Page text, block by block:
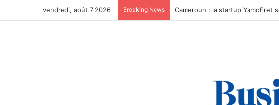
vendredi, août 7 2026 Breaking News